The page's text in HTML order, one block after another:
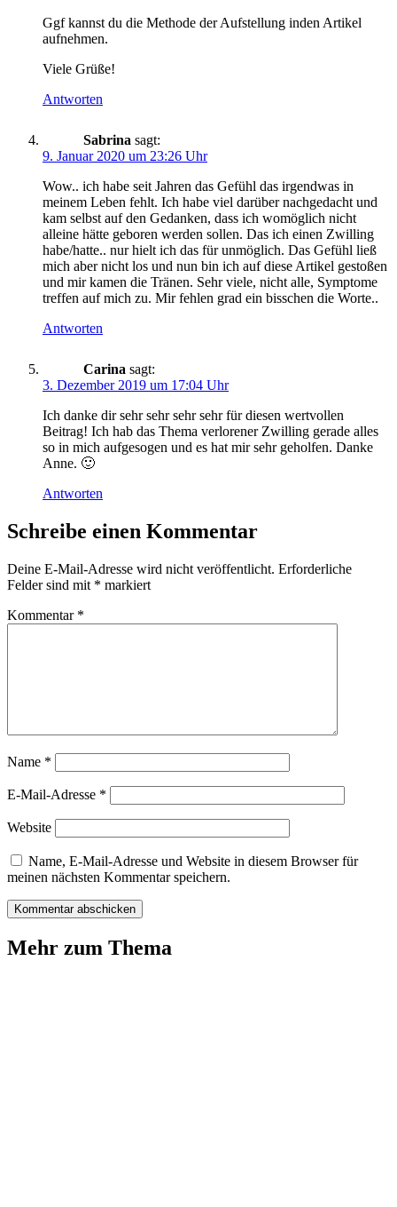
Ggf kannst du die Methode der Aufstellung inden Artikel
aufnehmen.
Viele Grüße!
Antworten
Sabrina sagt:
9. Januar 2020 um 23:26 Uhr
Wow.. ich habe seit Jahren das Gefühl das irgendwas in
meinem Leben fehlt. Ich habe viel darüber nachgedacht und
kam selbst auf den Gedanken, dass ich womöglich nicht
alleine hätte geboren werden sollen. Das ich einen Zwilling
habe/hatte.. nur hielt ich das für unmöglich. Das Gefühl ließ
mich aber nicht los und nun bin ich auf diese Artikel gestoßen
und mir kamen die Tränen. Sehr viele, nicht alle, Symptome
treffen auf mich zu. Mir fehlen grad ein bisschen die Worte..
Antworten
Carina sagt:
3. Dezember 2019 um 17:04 Uhr
Ich danke dir sehr sehr sehr sehr für diesen wertvollen
Beitrag! Ich hab das Thema verlorener Zwilling gerade alles
so in mich aufgesogen und es hat mir sehr geholfen. Danke
Anne. 🙂
Antworten
Schreibe einen Kommentar
Deine E-Mail-Adresse wird nicht veröffentlicht. Erforderliche
Felder sind mit * markiert
Kommentar *
Name *
E-Mail-Adresse *
Website
Name, E-Mail-Adresse und Website in diesem Browser für
meinen nächsten Kommentar speichern.
Mehr zum Thema